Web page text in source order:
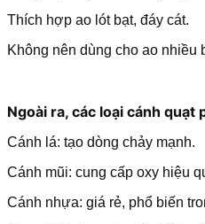
Thích hợp ao lót bạt, đáy cát.
Không nên dùng cho ao nhiều
Ngoài ra, các loại cánh quạt
Cánh lá: tạo dòng chảy mạnh.
Cánh mũi: cung cấp oxy hiệu
Cánh nhựa: giá rẻ, phổ biến